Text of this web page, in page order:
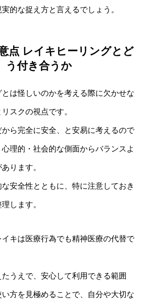
的な捉え方と言えるでしょう。
点 レイキヒーリングとど
う付き合うか
は怪しいのかを考える際に欠かせな
スクの視点です。
ら完全に安全、と安易に考えるので
理的・社会的な側面からバランスよ
ります。
安全性とともに、特に注意しておき
します。
キは医療行為でも精神医療の代替で
うえで、安心して利用できる範囲
方を見極めることで、自分や大切な